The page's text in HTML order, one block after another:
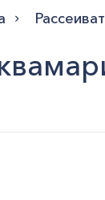
Возврат и
обмен
Гарантия